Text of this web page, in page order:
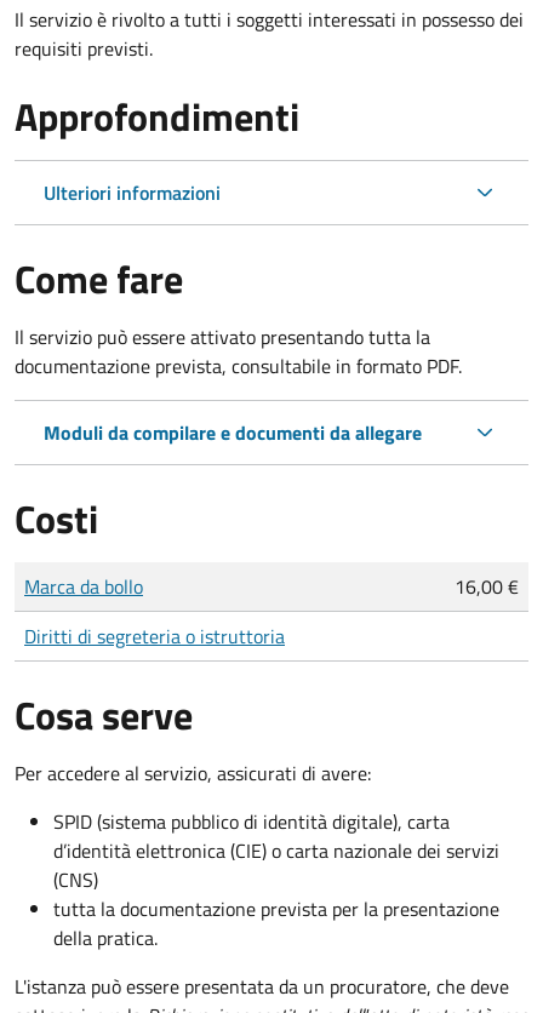
Il servizio è rivolto a tutti i soggetti interessati in possesso dei
requisiti previsti.
Approfondimenti
Ulteriori informazioni
Come fare
Il servizio può essere attivato presentando tutta la
documentazione prevista, consultabile in formato PDF.
Moduli da compilare e documenti da allegare
Costi
Tipo di pagamento
Importo
Marca da bollo
16,00 €
Diritti di segreteria o istruttoria
Cosa serve
Per accedere al servizio, assicurati di avere:
SPID (sistema pubblico di identità digitale), carta
d’identità elettronica (CIE) o carta nazionale dei servizi
(CNS)
tutta la documentazione prevista per la presentazione
della pratica.
L'istanza può essere presentata da un procuratore, che deve